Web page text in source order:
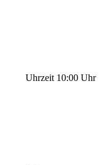
Uhrzeit 10:00 Uhr